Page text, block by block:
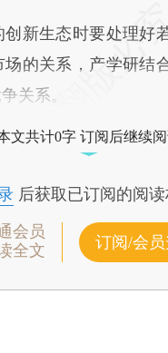
生态时要处理好
的关系，产学研结
关系。
文共计0字 订阅后继续
后获取已订阅的阅读
会员
全文
订阅/会